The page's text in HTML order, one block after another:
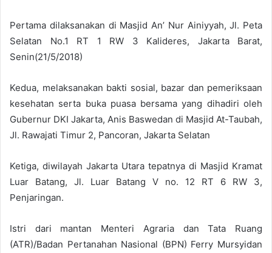
Pertama dilaksanakan di Masjid An’ Nur Ainiyyah, Jl. Peta
Selatan No.1 RT 1 RW 3 Kalideres, Jakarta Barat,
Senin(21/5/2018)
Kedua, melaksanakan bakti sosial, bazar dan pemeriksaan
kesehatan serta buka puasa bersama yang dihadiri oleh
Gubernur DKI Jakarta, Anis Baswedan di Masjid At-Taubah,
Jl. Rawajati Timur 2, Pancoran, Jakarta Selatan
Ketiga, diwilayah Jakarta Utara tepatnya di Masjid Kramat
Luar Batang, Jl. Luar Batang V no. 12 RT 6 RW 3,
Penjaringan.
Istri dari mantan Menteri Agraria dan Tata Ruang
(ATR)/Badan Pertanahan Nasional (BPN) Ferry Mursyidan